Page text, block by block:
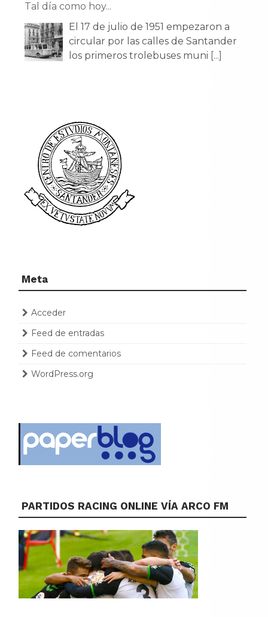
Tal día como hoy...
El 17 de julio de 1951 empezaron a
circular por las calles de Santander
los primeros trolebuses muni [...]
Meta
Acceder
Feed de entradas
Feed de comentarios
WordPress.org
PARTIDOS RACING ONLINE VÍA ARCO FM